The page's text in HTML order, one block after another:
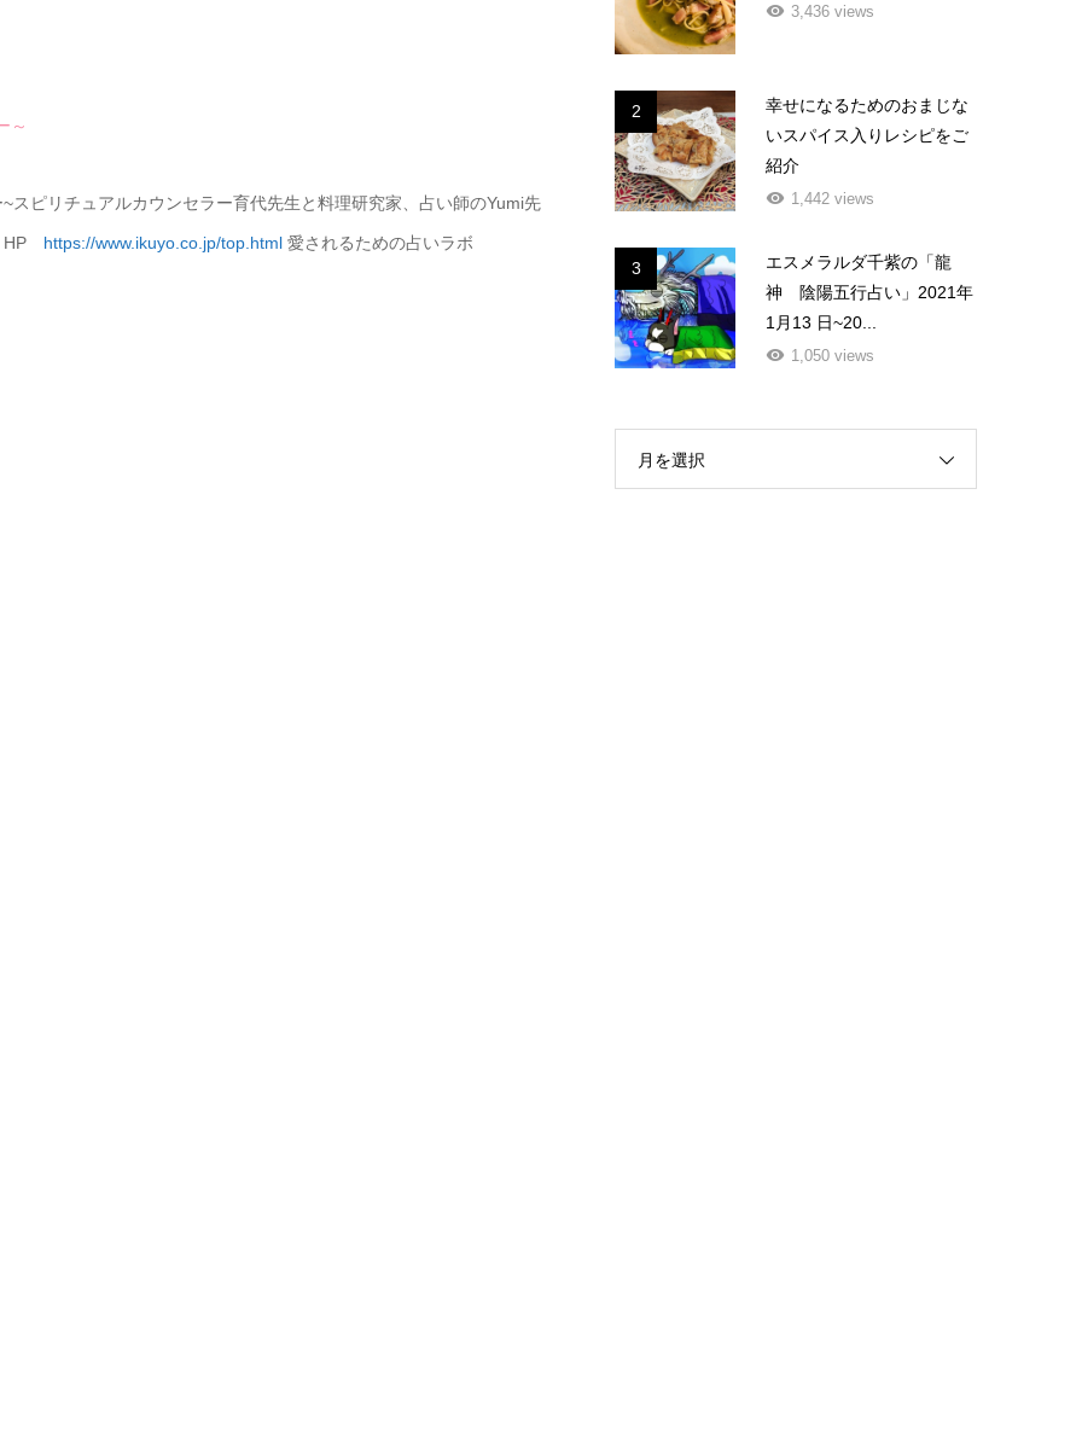
～
ピリチュアルカウンセラー育代先生と料理研究家、占い師のYumi先
HP https://www.ikuyo.co.jp/top.html 愛されるための占いラボ
3,436 views
2
幸せになるためのおまじな
いスパイス入りレシピをご
紹介
1,442 views
3
エスメラルダ千紫の「龍
神 陰陽五行占い」2021年
1月13 日~20...
1,050 views
月を選択